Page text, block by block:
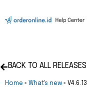
BACK TO ALL RELEASES
Home » What's new »